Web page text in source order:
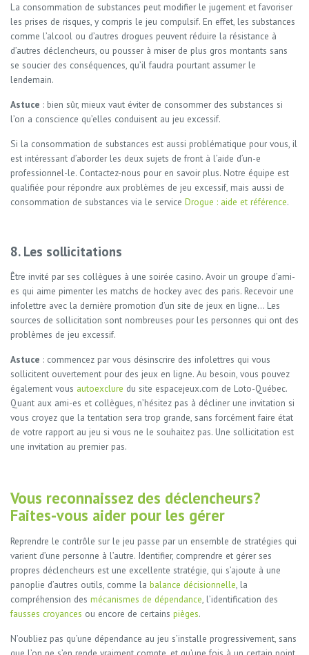
La consommation de substances peut modifier le jugement et favoriser
les prises de risques, y compris le jeu compulsif. En effet, les substances
comme l’alcool ou d’autres drogues peuvent réduire la résistance à
d’autres déclencheurs, ou pousser à miser de plus gros montants sans
se soucier des conséquences, qu’il faudra pourtant assumer le
lendemain.
Astuce : bien sûr, mieux vaut éviter de consommer des substances si
l’on a conscience qu’elles conduisent au jeu excessif.
Si la consommation de substances est aussi problématique pour vous, il
est intéressant d’aborder les deux sujets de front à l’aide d’un-e
professionnel-le. Contactez-nous pour en savoir plus. Notre équipe est
qualifiée pour répondre aux problèmes de jeu excessif, mais aussi de
consommation de substances via le service Drogue : aide et référence.
8. Les sollicitations
Être invité par ses collègues à une soirée casino. Avoir un groupe d’ami-
es qui aime pimenter les matchs de hockey avec des paris. Recevoir une
infolettre avec la dernière promotion d’un site de jeux en ligne… Les
sources de sollicitation sont nombreuses pour les personnes qui ont des
problèmes de jeu excessif.
Astuce : commencez par vous désinscrire des infolettres qui vous
sollicitent ouvertement pour des jeux en ligne. Au besoin, vous pouvez
également vous autoexclure du site espacejeux.com de Loto-Québec.
Quant aux ami-es et collègues, n’hésitez pas à décliner une invitation si
vous croyez que la tentation sera trop grande, sans forcément faire état
de votre rapport au jeu si vous ne le souhaitez pas. Une sollicitation est
une invitation au premier pas.
Vous reconnaissez des déclencheurs?
Faites-vous aider pour les gérer
Reprendre le contrôle sur le jeu passe par un ensemble de stratégies qui
varient d’une personne à l’autre. Identifier, comprendre et gérer ses
propres déclencheurs est une excellente stratégie, qui s’ajoute à une
panoplie d’autres outils, comme la balance décisionnelle, la
compréhension des mécanismes de dépendance, l’identification des
fausses croyances ou encore de certains pièges.
N’oubliez pas qu’une dépendance au jeu s’installe progressivement, sans